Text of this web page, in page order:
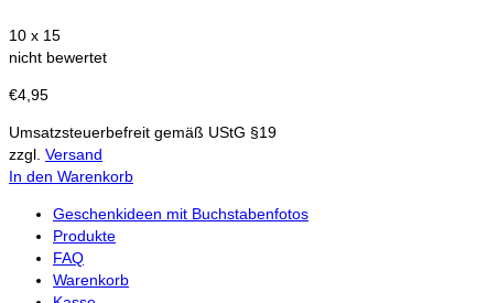
10 x 15
nicht bewertet
€4,95
Umsatzsteuerbefreit gemäß UStG §19
zzgl. Versand
In den Warenkorb
Geschenkideen mit Buchstabenfotos
Produkte
FAQ
Warenkorb